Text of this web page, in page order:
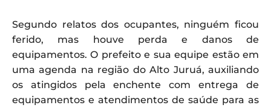
Segundo relatos dos ocupantes, ninguém ficou
ferido, mas houve perda e danos de
equipamentos. O prefeito e sua equipe estão em
uma agenda na região do Alto Juruá, auxiliando
os atingidos pela enchente com entrega de
equipamentos e atendimentos de saúde para as